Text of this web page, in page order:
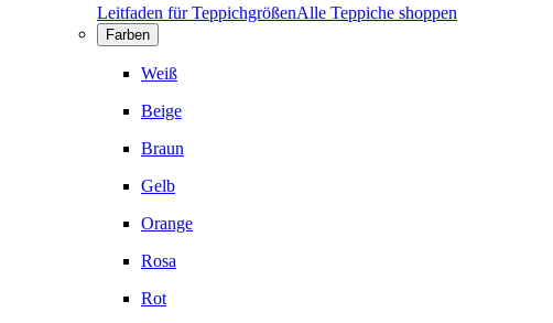
Leitfaden für TeppichgrößenAlle Teppiche shoppen
Farben
Weiß
Beige
Braun
Gelb
Orange
Rosa
Rot